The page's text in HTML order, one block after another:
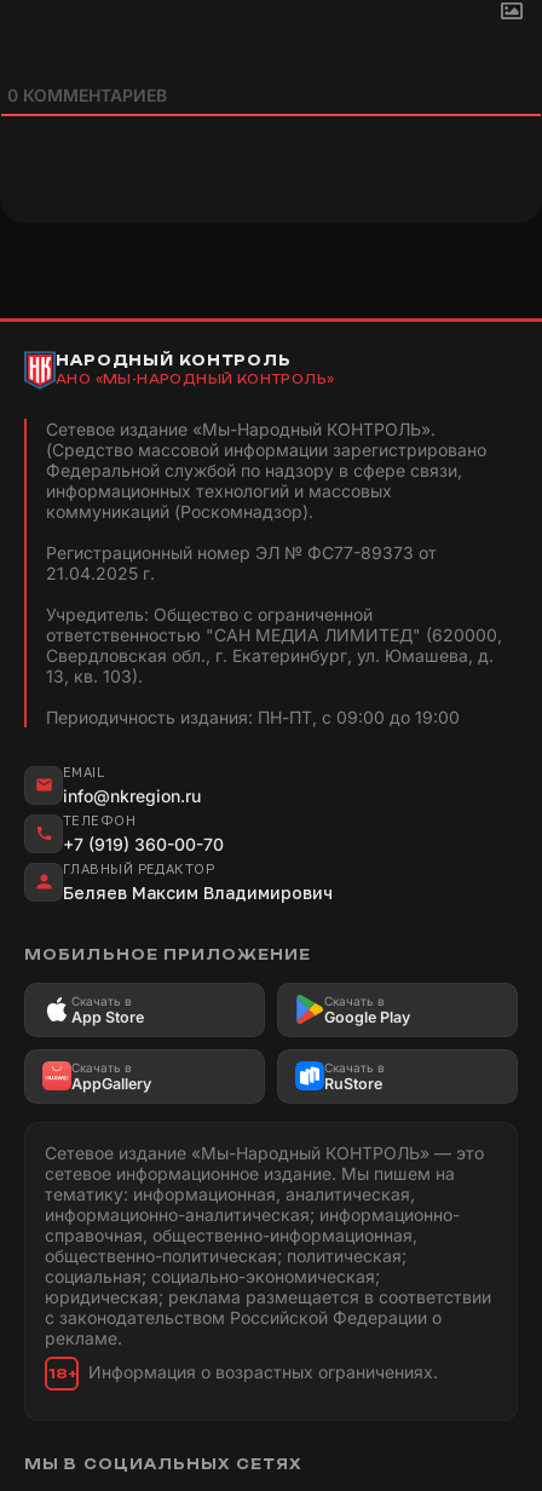
0 КОММЕНТАРИЕВ
НАРОДНЫЙ КОНТРОЛЬ
АНО «МЫ-НАРОДНЫЙ КОНТРОЛЬ»
Сетевое издание «Мы-Народный КОНТРОЛЬ».
(Средство массовой информации зарегистрировано
Федеральной службой по надзору в сфере связи,
информационных технологий и массовых
коммуникаций (Роскомнадзор).
Регистрационный номер ЭЛ № ФС77-89373 от
21.04.2025 г.
Учредитель: Общество с ограниченной
ответственностью "САН МЕДИА ЛИМИТЕД" (620000,
Свердловская обл., г. Екатеринбург, ул. Юмашева, д.
13, кв. 103).
Периодичность издания: ПН-ПТ, с 09:00 до 19:00
EMAIL
info@nkregion.ru
ТЕЛЕФОН
+7 (919) 360-00-70
ГЛАВНЫЙ РЕДАКТОР
Беляев Максим Владимирович
МОБИЛЬНОЕ ПРИЛОЖЕНИЕ
Скачать в
App Store
Скачать в
Google Play
Скачать в
AppGallery
Скачать в
RuStore
Сетевое издание «Мы-Народный КОНТРОЛЬ» — это
сетевое информационное издание. Мы пишем на
тематику: информационная, аналитическая,
информационно-аналитическая; информационно-
справочная, общественно-информационная,
общественно-политическая; политическая;
социальная; социально-экономическая;
юридическая; реклама размещается в соответствии
с законодательством Российской Федерации о
рекламе.
18+ Информация о возрастных ограничениях.
МЫ В СОЦИАЛЬНЫХ СЕТЯХ